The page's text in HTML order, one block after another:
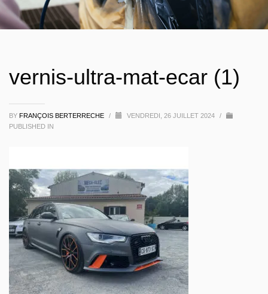
vernis-ultra-mat-ecar (1)
BY FRANÇOIS BERTERRECHE / VENDREDI, 26 JUILLET 2024
/
PUBLISHED IN